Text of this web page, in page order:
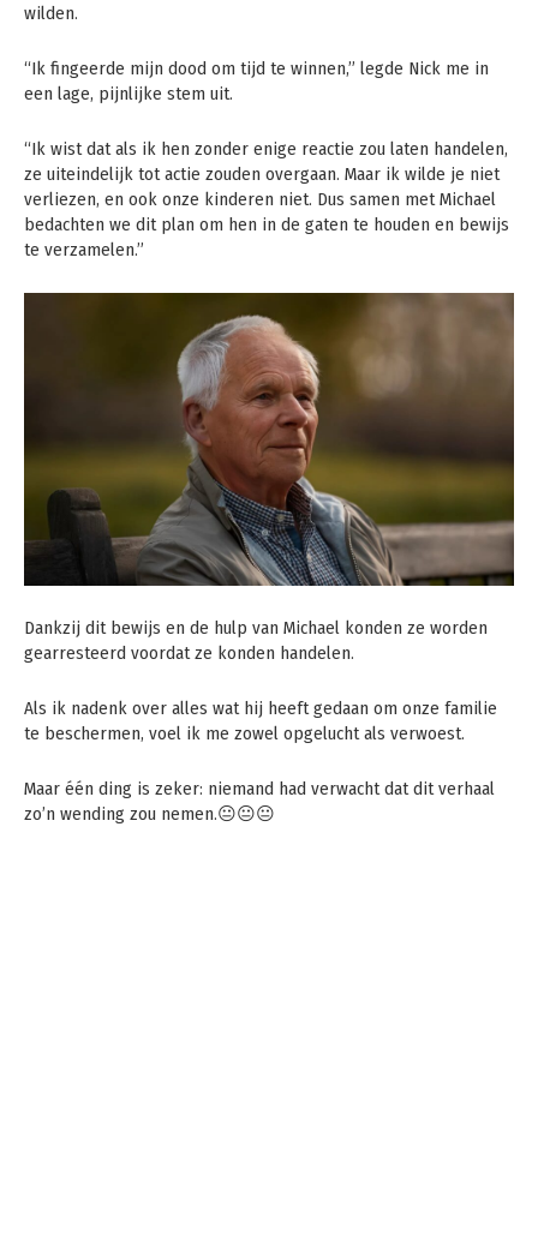
wilden.
“Ik fingeerde mijn dood om tijd te winnen,” legde Nick me in
een lage, pijnlijke stem uit.
“Ik wist dat als ik hen zonder enige reactie zou laten handelen,
ze uiteindelijk tot actie zouden overgaan. Maar ik wilde je niet
verliezen, en ook onze kinderen niet. Dus samen met Michael
bedachten we dit plan om hen in de gaten te houden en bewijs
te verzamelen.”
Dankzij dit bewijs en de hulp van Michael konden ze worden
gearresteerd voordat ze konden handelen.
Als ik nadenk over alles wat hij heeft gedaan om onze familie
te beschermen, voel ik me zowel opgelucht als verwoest.
Maar één ding is zeker: niemand had verwacht dat dit verhaal
zo’n wending zou nemen.😐😐😐